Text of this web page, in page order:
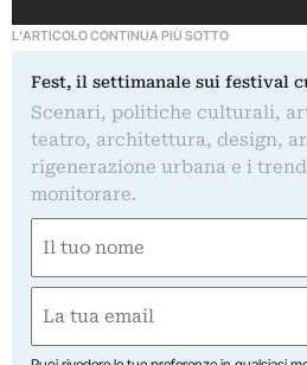
L'ARTICOLO CONTINUA PIÙ SOTTO
Fest, il settimanale sui festival
Scenari, politiche culturali,
teatro, architettura, design,
rigenerazione urbana e i
monitorare.
(Required)
First
(Required)